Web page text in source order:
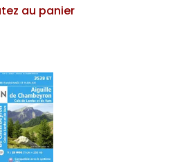
au panier